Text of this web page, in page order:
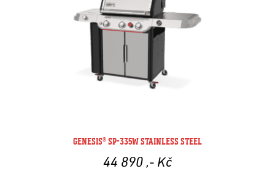
GENESIS® SP-335W STAINLESS STEEL
44 890 ,- Kč